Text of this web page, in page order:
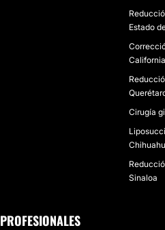
Estado
California
Cirugía
Sinaloa
PROFESIONALES